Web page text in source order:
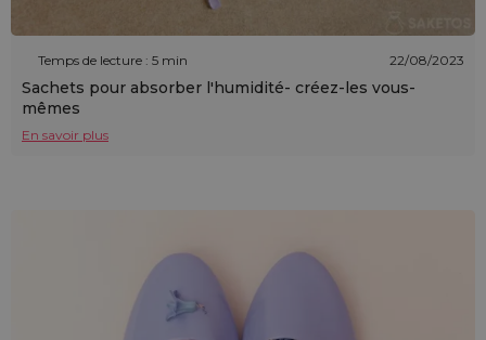
Temps de lecture : 5 min 22/08/2023
Sachets pour absorber l'humidité- créez-les vous-
mêmes
En savoir plus